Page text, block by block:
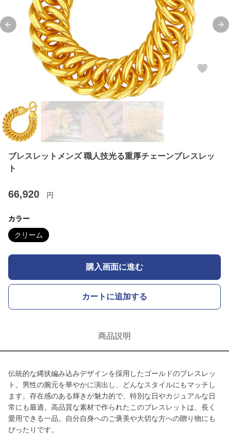
Previous slide
ブレスレットメンズ 職人技光る重厚チェーンブレスレッ
ト
66,920 円
カラー
クリーム
購入画面に進む
カートに追加する
商品説明
伝統的な縄状編み込みデザインを採用したゴールドのブレスレッ
ト。男性の腕元を華やかに演出し、どんなスタイルにもマッチし
ます。存在感のある輝きが魅力的で、特別な日やカジュアルな日
常にも最適。高品質な素材で作られたこのブレスレットは、長く
愛用できる一品。自分自身へのご褒美や大切な方への贈り物にも
ぴったりです。